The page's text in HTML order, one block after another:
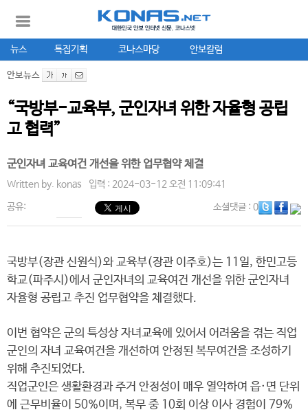
뉴스 특집기획 코나스마당 안보칼럼
안보뉴스
“국방부-교육부, 군인자녀 위한 자율형 공립
고 협력”
군인자녀 교육여건 개선을 위한 업무협약 체결
Written by. konas 입력 : 2024-03-12 오전 11:09:41
공유: 소셜댓글: 0
국방부(장관 신원식)와 교육부(장관 이주호)는 11일, 한민고등
학교(파주시)에서 군인자녀의 교육여건 개선을 위한 군인자녀
자율형 공립고 추진 업무협약을 체결했다.
이번 협약은 군의 특성상 자녀교육에 있어서 어려움을 겪는 직업
군인의 자녀 교육여건을 개선하여 안정된 복무여건을 조성하기
위해 추진되었다.
직업군인은 생활환경과 주거 안정성이 매우 열악하여 읍·면 단위
에 근무비율이 50%이며, 복무 중 10회 이상 이사 경험이 79%